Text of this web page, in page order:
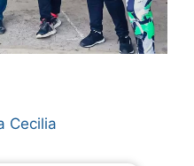
Cecilia